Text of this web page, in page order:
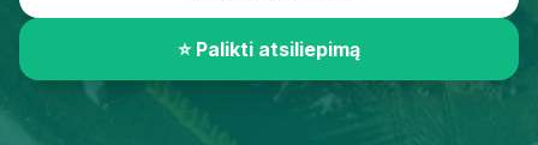
⭐ Palikti atsiliepimą